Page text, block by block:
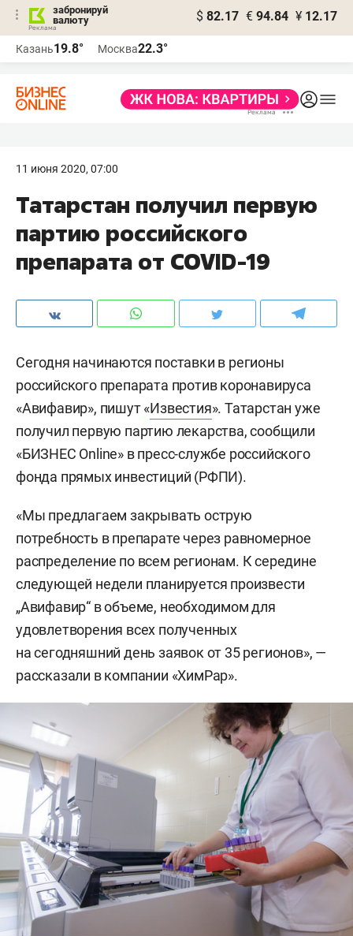
забронируй
валюту
$ 82.17 € 94.84 ¥ 12.17
Казань19.8° Москва22.3°
11 июня 2020, 07:00
Татарстан получил первую
партию российского
препарата от COVID-19
Сегодня начинаются поставки в регионы
российского препарата против коронавируса
«Авифавир», пишут «Известия». Татарстан уже
получил первую партию лекарства, сообщили
«БИЗНЕС Online» в пресс-службе российского
фонда прямых инвестиций (РФПИ).
«Мы предлагаем закрывать острую
потребность в препарате через равномерное
распределение по всем регионам. К середине
следующей недели планируется произвести
„Авифавир“ в объеме, необходимом для
удовлетворения всех полученных
на сегодняшний день заявок от 35 регионов», —
рассказали в компании «ХимРар».